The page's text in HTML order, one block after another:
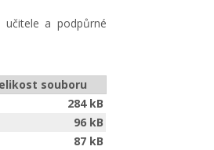
a podpůrné
souboru
284 kB
96 kB
87 kB